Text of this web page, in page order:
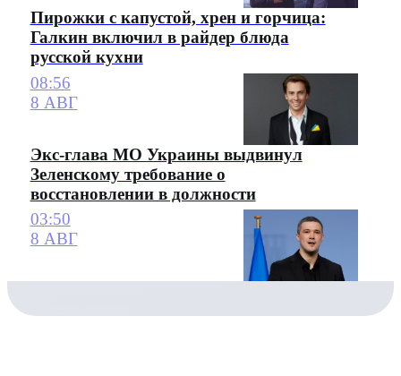
Пирожки с капустой, хрен и горчица:
Галкин включил в райдер блюда
русской кухни
08:56
8 АВГ
Экс-глава МО Украины выдвинул
Зеленскому требование о
восстановлении в должности
03:50
8 АВГ